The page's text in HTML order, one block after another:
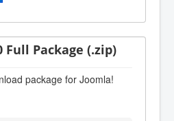
Full Package (.zip)
package for Joomla!